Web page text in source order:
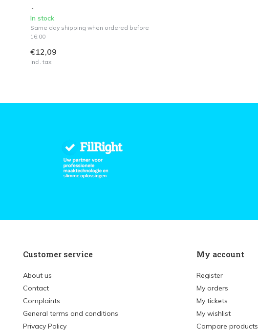
In stock
Same day shipping when ordered before
16:00
€12,09
Incl. tax
Customer service
About us
Contact
Complaints
General terms and conditions
Privacy Policy
My account
Register
My orders
My tickets
My wishlist
Compare products